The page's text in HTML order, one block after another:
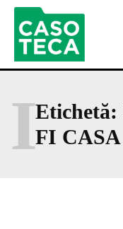
Etichetă:
FI CASA
I